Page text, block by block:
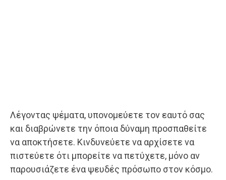
Λέγοντας ψέματα, υπονομεύετε τον εαυτό σας
και διαβρώνετε την όποια δύναμη προσπαθείτε
να αποκτήσετε. Κινδυνεύετε να αρχίσετε να
πιστεύετε ότι μπορείτε να πετύχετε, μόνο αν
παρουσιάζετε ένα ψευδές πρόσωπο στον κόσμο.